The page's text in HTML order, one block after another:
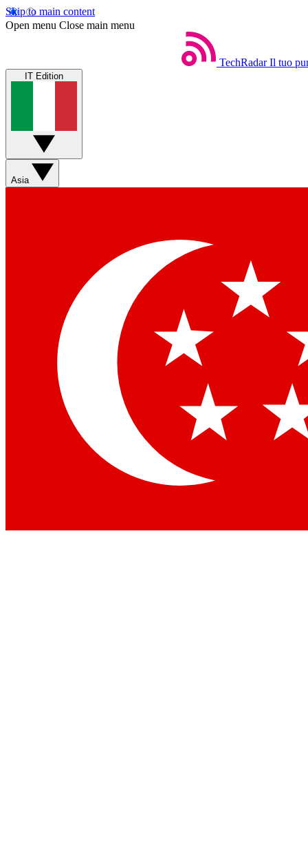
Skip to main content
Open menu Close main menu
TechRadar Il tuo
IT Edition
Asia